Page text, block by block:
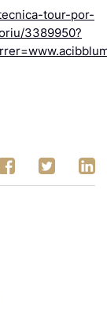
tour-por-
3389950?